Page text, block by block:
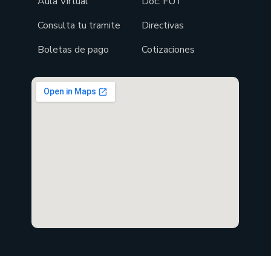
Consulta tu tramite
Boletas de pago
Directivas
Cotizaciones